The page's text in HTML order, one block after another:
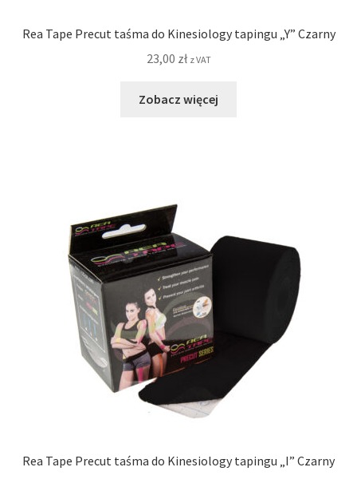
Rea Tape Precut taśma do Kinesiology tapingu „Y” Czarny
23,00 zł z VAT
Zobacz więcej
Rea Tape Precut taśma do Kinesiology tapingu „I” Czarny